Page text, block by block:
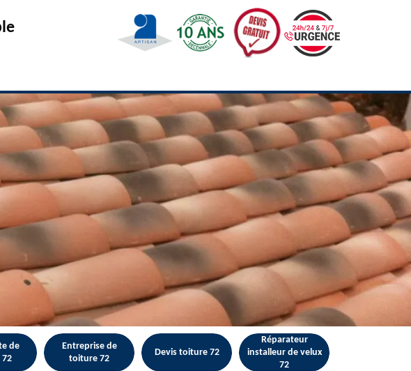
de
Entreprise de
toiture 72
Devis toiture 72
Réparateur
installeur de velux
72